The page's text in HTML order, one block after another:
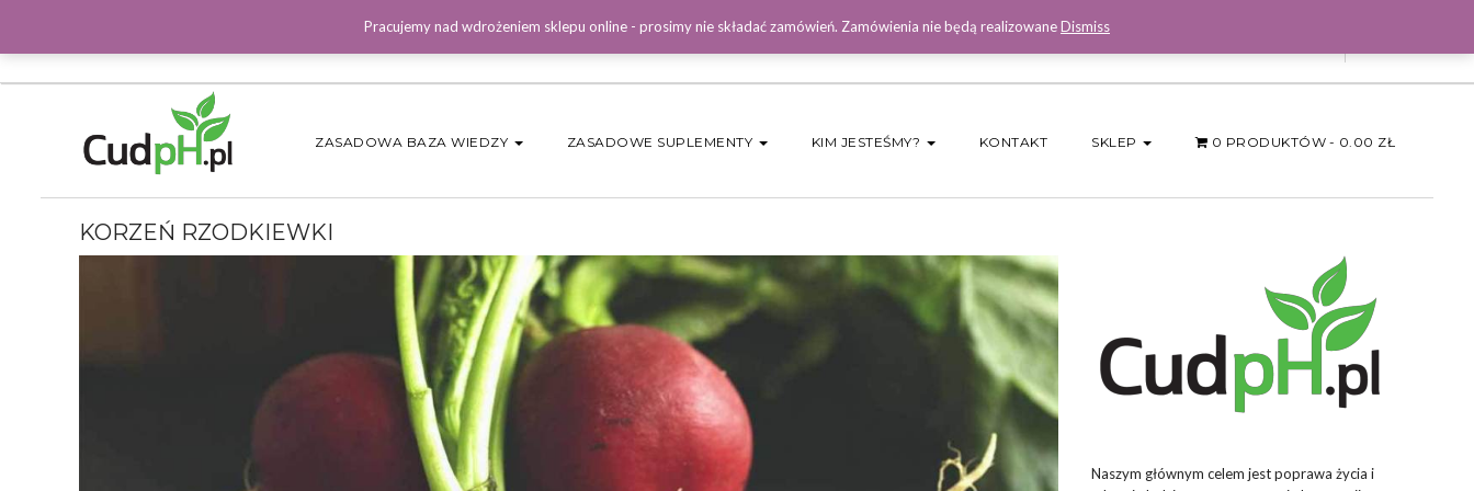
ZASADOWA BAZA WIEDZY ZASADOWE SUPLEMENTY KIM JESTEŚMY? KONTAKT SKLEP 0 PRODUKTÓW 0.00 ZŁ
KORZEŃ RZODKIEWKI
Naszym głównym celem jest poprawa życia i
Pracujemy nad wdrożeniem sklepu online - prosimy nie składać zamówień. Zamówienia nie będą realizowaneDismiss